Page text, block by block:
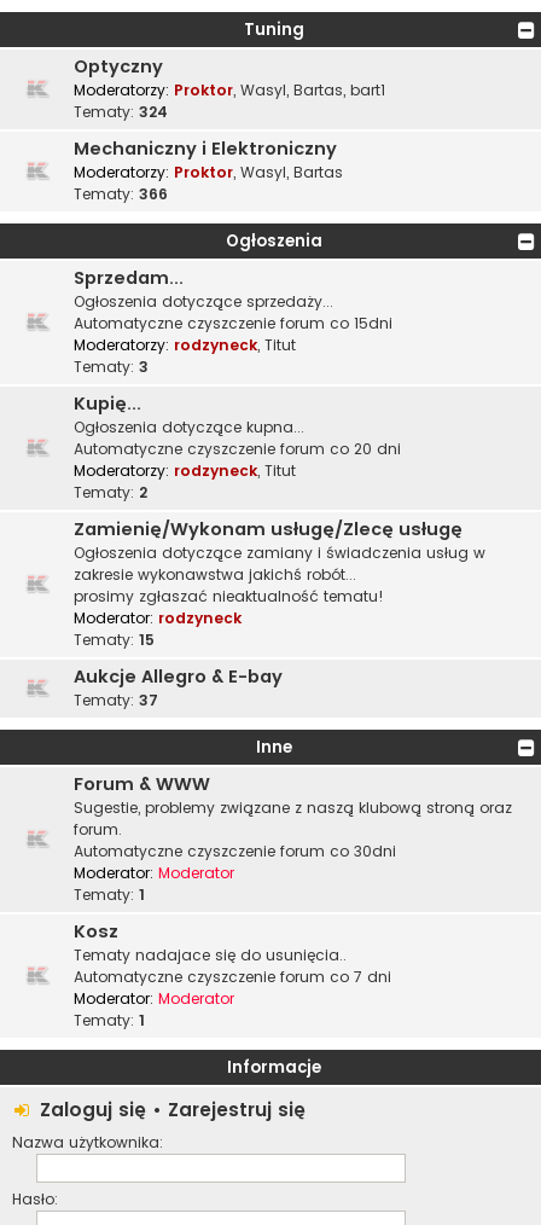
Tuning
Optyczny
Moderatorzy: Proktor, Wasyl, Bartas, bart1
Tematy: 324
Mechaniczny i Elektroniczny
Moderatorzy: Proktor, Wasyl, Bartas
Tematy: 366
Ogłoszenia
Sprzedam...
Ogłoszenia dotyczące sprzedaży...
Automatyczne czyszczenie forum co 15dni
Moderatorzy: rodzyneck, Titut
Tematy: 3
Kupię...
Ogłoszenia dotyczące kupna...
Automatyczne czyszczenie forum co 20 dni
Moderatorzy: rodzyneck, Titut
Tematy: 2
Zamienię/Wykonam usługę/Zlecę usługę
Ogłoszenia dotyczące zamiany i świadczenia usług w
zakresie wykonawstwa jakichś robót...
prosimy zgłaszać nieaktualność tematu!
Moderator: rodzyneck
Tematy: 15
Aukcje Allegro & E-bay
Tematy: 37
Inne
Forum & WWW
Sugestie, problemy związane z naszą klubową stroną oraz
forum.
Automatyczne czyszczenie forum co 30dni
Moderator: Moderator
Tematy: 1
Kosz
Tematy nadajace się do usunięcia..
Automatyczne czyszczenie forum co 7 dni
Moderator: Moderator
Tematy: 1
Informacje
Zaloguj się • Zarejestruj się
Nazwa użytkownika:
Hasło: